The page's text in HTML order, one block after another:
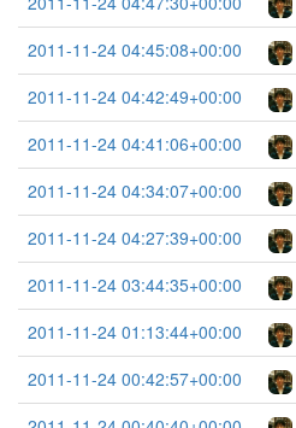
2011-11-24 04:45:08+00:00
2011-11-24 04:42:49+00:00
2011-11-24 04:41:06+00:00
2011-11-24 04:34:07+00:00
2011-11-24 04:27:39+00:00
2011-11-24 03:44:35+00:00
2011-11-24 01:13:44+00:00
2011-11-24 00:42:57+00:00